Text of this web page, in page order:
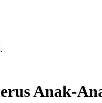
Anak-